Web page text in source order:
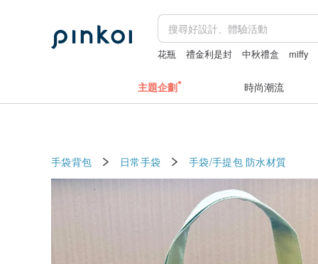
花瓶 禮金利是封 中秋禮盒 miffy
主題企劃 時尚潮流
手袋背包 日常手袋 手袋/手提包 防水材質